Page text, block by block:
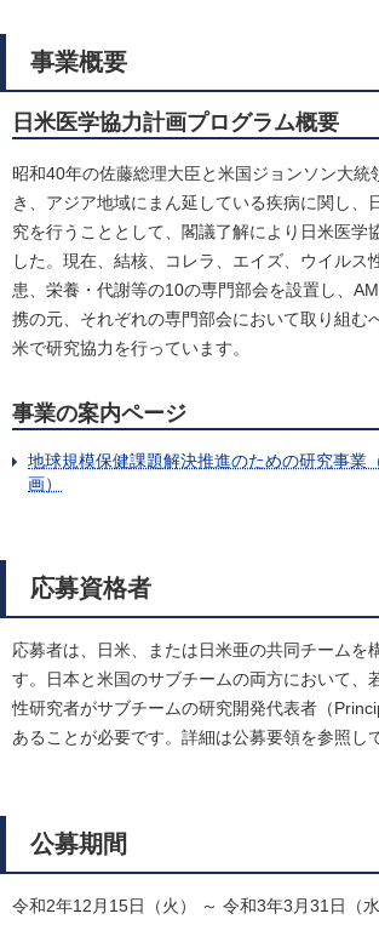
事業概要
日米医学協力計画プログラム概要
昭和40年の佐藤総理大臣と米国ジョンソン大統
き、アジア地域にまん延している疾病に関し、
究を行うこととして、閣議了解により日米医学
した。現在、結核、コレラ、エイズ、ウイルス
患、栄養・代謝等の10の専門部会を設置し、
携の元、それぞれの専門部会において取り組む
米で研究協力を行っています。
事業の案内ページ
地球規模保健課題解決推進のための研究事業
画）
応募資格者
応募者は、日米、または日米亜の共同チームを
す。日本と米国のサブチームの両方において、
性研究者がサブチームの研究開発代表者（
あることが必要です。詳細は公募要領を参照し
公募期間
令和2年12月15日（火） ～ 令和3年3月31日（水